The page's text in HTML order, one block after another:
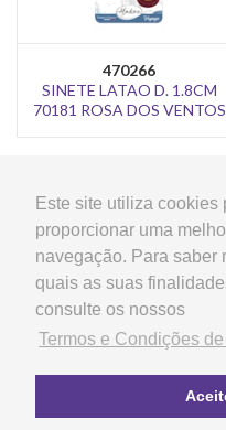
Este site utiliza cookies
proporcionar uma
navegação. Para saber
quais as suas
consulte os nossos
Termos e Condições
470266
SINETE LATAO D. 1.8CM
70181 ROSA DOS VENTOS
Copyright © 2026 LG
Termos e